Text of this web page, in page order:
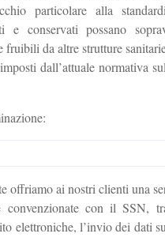
particolare alla
conservati possano
fruibili da altre strutture
dall’attuale normativa
offriamo ai nostri clienti una
convenzionate con il SSN,
elettroniche, l’invio dei dati